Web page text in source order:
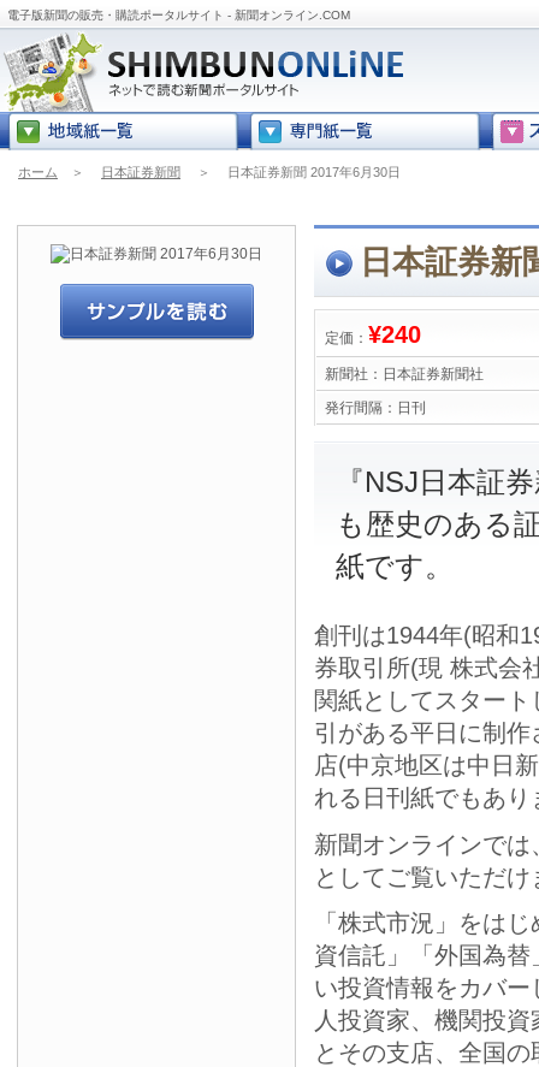
電子版新聞の販売・購読ポータルサイト - 新聞オンライン.COM
ホーム ＞ 日本証券新聞 ＞ 日本証券新聞 2017年6月30日
日本証券新
定価： ¥240
新聞社： 日本証券新聞社
発行間隔： 日刊
『NSJ日本証
も歴史のある
紙です。
創刊は1944年(昭和
券取引所(現 株式会
関紙としてスター
引がある平日に制
店(中京地区は中日
れる日刊紙でもあり
新聞オンラインで
としてご覧いただけ
「株式市況」をは
資信託」「外国為
い投資情報をカバ
人投資家、機関投
とその支店、全国